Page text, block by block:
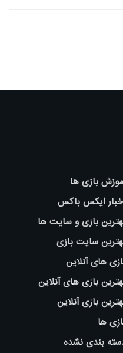
بازی ها
ایکس باکس
بازی و سایت ها
سایت بازی
های آنلاین
بازی های آنلاین
بازی آنلاین
ها
بندی نشده